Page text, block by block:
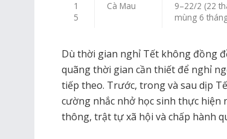
1
5
Cà Mau
9–22/2 (22
mùng 6
Dù thời gian nghỉ Tết không đồng
quãng thời gian cần thiết để nghỉ
tiếp theo. Trước, trong và sau dịp
cường nhắc nhở học sinh thực hiện
thông, trật tự xã hội và chấp hành